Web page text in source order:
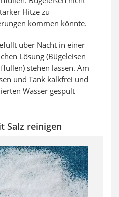
Hitze zu
kommen könnte.
über Nacht in einer
Lösung (Bügeleisen
stehen lassen. Am
und Tank kalkfrei und
Wasser gespült
Salz reinigen